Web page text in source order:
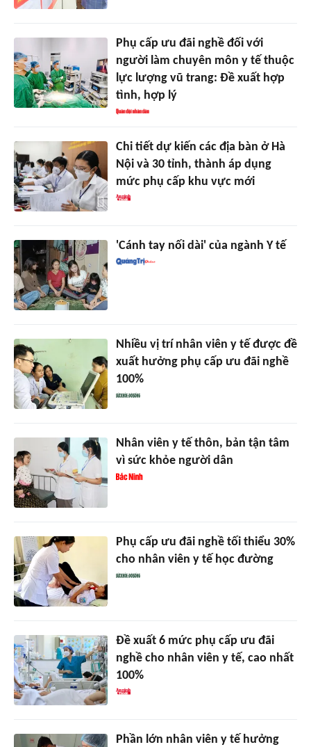
Phụ cấp ưu đãi nghề đối với
người làm chuyên môn y tế thuộc
lực lượng vũ trang: Đề xuất hợp
tình, hợp lý
Chi tiết dự kiến các địa bàn ở Hà
Nội và 30 tỉnh, thành áp dụng
mức phụ cấp khu vực mới
'Cánh tay nối dài' của ngành Y tế
Nhiều vị trí nhân viên y tế được đề
xuất hưởng phụ cấp ưu đãi nghề
100%
Nhân viên y tế thôn, bản tận tâm
vì sức khỏe người dân
Phụ cấp ưu đãi nghề tối thiểu 30%
cho nhân viên y tế học đường
Đề xuất 6 mức phụ cấp ưu đãi
nghề cho nhân viên y tế, cao nhất
100%
Phần lớn nhân viên y tế hưởng